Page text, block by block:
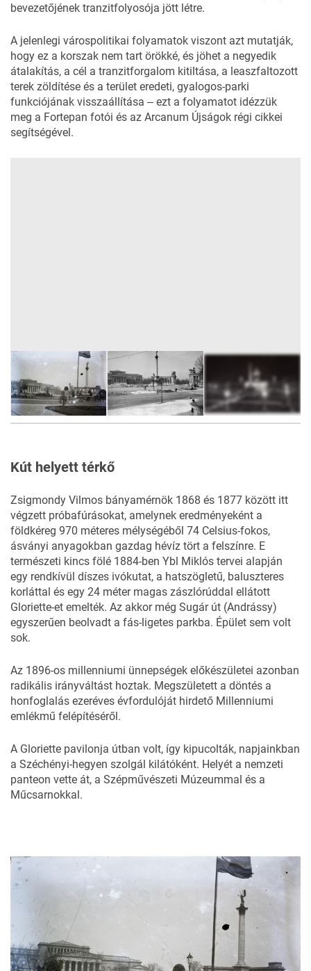
bevezetőjének tranzitfolyosója jött létre.
A jelenlegi várospolitikai folyamatok viszont azt mutatják,
hogy ez a korszak nem tart örökké, és jöhet a negyedik
átalakítás, a cél a tranzitforgalom kitiltása, a leaszfaltozott
terek zöldítése és a terület eredeti, gyalogos-parki
funkciójának visszaállítása ‒ ezt a folyamatot idézzük
meg a Fortepan fotói és az Arcanum Újságok régi cikkei
segítségével.
Kút helyett térkő
Zsigmondy Vilmos bányamérnök 1868 és 1877 között itt
végzett próbafúrásokat, amelynek eredményeként a
földkéreg 970 méteres mélységéből 74 Celsius-fokos,
ásványi anyagokban gazdag hévíz tört a felszínre. E
természeti kincs fölé 1884-ben Ybl Miklós tervei alapján
egy rendkívül díszes ivókutat, a hatszögletű, baluszteres
korláttal és egy 24 méter magas zászlórúddal ellátott
Gloriette-et emelték. Az akkor még Sugár út (Andrássy)
egyszerűen beolvadt a fás-ligetes parkba. Épület sem volt
sok.
Az 1896-os millenniumi ünnepségek előkészületei azonban
radikális irányváltást hoztak. Megszületett a döntés a
honfoglalás ezeréves évfordulóját hirdető Millenniumi
emlékmű felépítéséről.
A Gloriette pavilonja útban volt, így kipucolták, napjainkban
a Széchényi-hegyen szolgál kilátóként. Helyét a nemzeti
panteon vette át, a Szépművészeti Múzeummal és a
Műcsarnokkal.